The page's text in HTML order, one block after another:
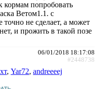
попробовать
Ветом1.1. с
не сделает, а может
и прожить в такой позе
06/01/2018 18:17:08
#2448738
, Yar72, andreeeej